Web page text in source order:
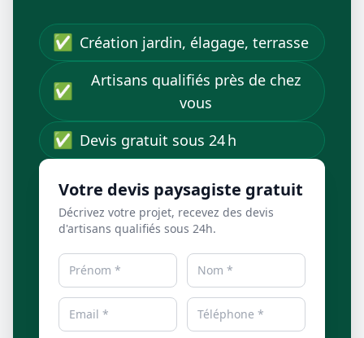
✅ Création jardin, élagage, terrasse
✅
Artisans qualifiés près de chez
vous
✅ Devis gratuit sous 24 h
Votre devis paysagiste gratuit
Décrivez votre projet, recevez des devis
d'artisans qualifiés sous 24h.